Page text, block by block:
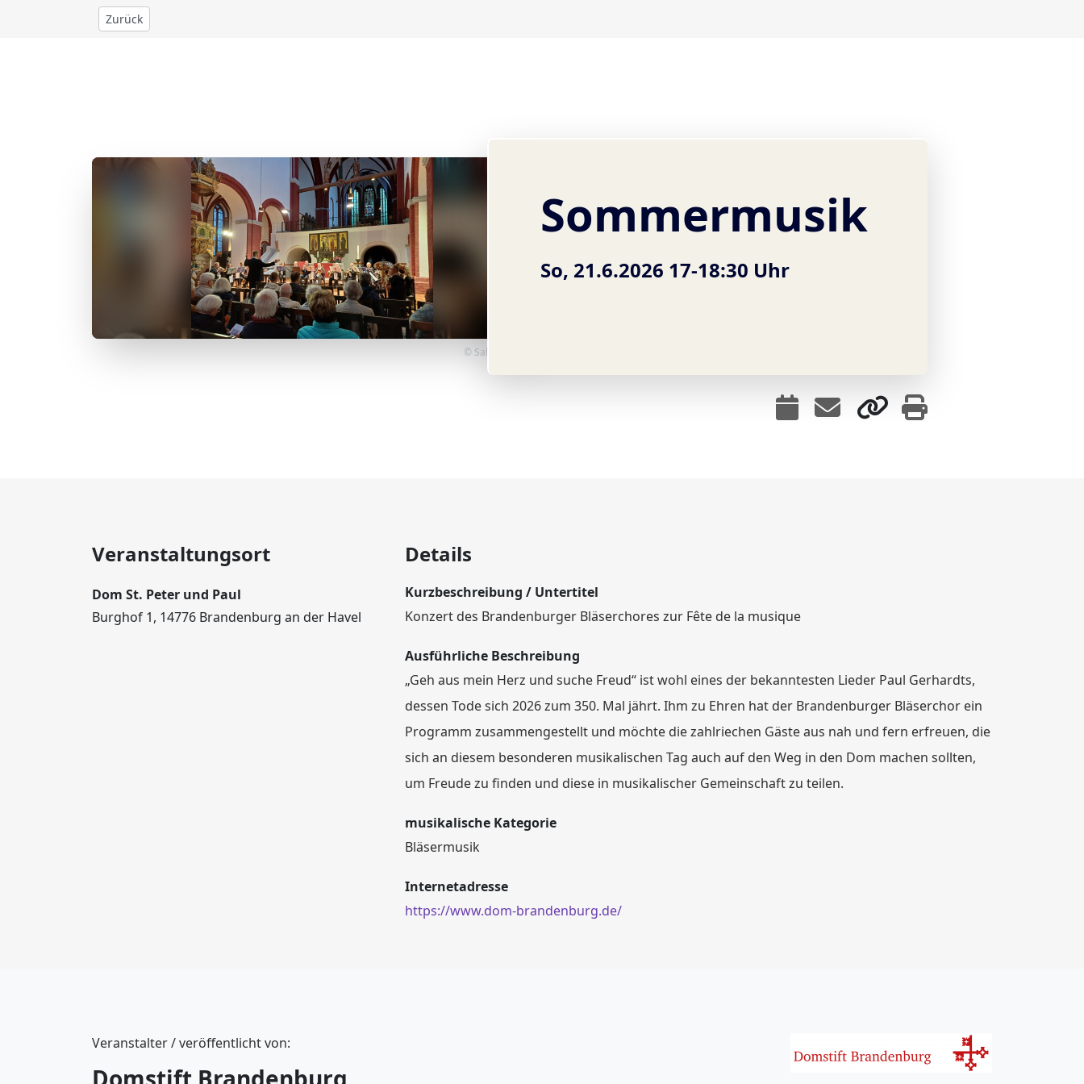
Zurück
© Sabine Arndt
Sommermusik
So, 21.6.2026 17-18:30 Uhr
Veranstaltungsort
Dom St. Peter und Paul
Burghof 1, 14776 Brandenburg an der Havel
Details
Kurzbeschreibung / Untertitel
Konzert des Brandenburger Bläserchores zur Fête de la musique
Ausführliche Beschreibung
„Geh aus mein Herz und suche Freud“ ist wohl eines der bekanntesten Lieder Paul Gerhardts,
dessen Tode sich 2026 zum 350. Mal jährt. Ihm zu Ehren hat der Brandenburger Bläserchor ein
Programm zusammengestellt und möchte die zahlriechen Gäste aus nah und fern erfreuen, die
sich an diesem besonderen musikalischen Tag auch auf den Weg in den Dom machen sollten,
um Freude zu finden und diese in musikalischer Gemeinschaft zu teilen.
musikalische Kategorie
Bläsermusik
Internetadresse
https://www.dom-brandenburg.de/
Veranstalter / veröffentlicht von: